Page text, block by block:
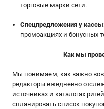
торговые марки сети.
Спецпредложения у
промоакциях и бонусных
Как мы
Мы понимаем, как важно
редакторы ежедневно
источниках и каталогах
спланировать список